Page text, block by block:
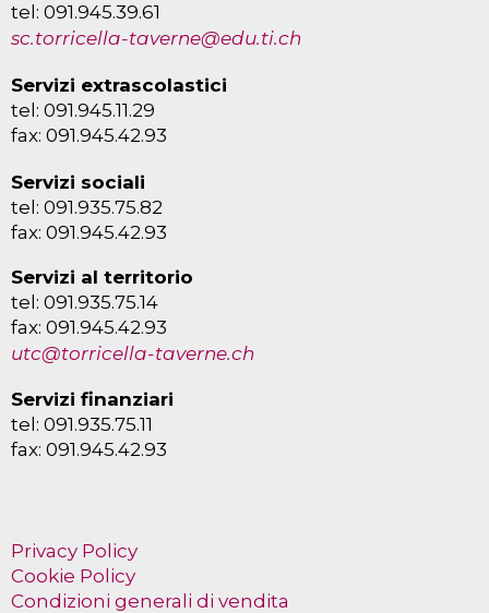
tel: 091.945.39.61
sc.torricella-taverne@edu.ti.ch
Servizi extrascolastici
tel: 091.945.11.29
fax: 091.945.42.93
Servizi sociali
tel: 091.935.75.82
fax: 091.945.42.93
Servizi al territorio
tel: 091.935.75.14
fax: 091.945.42.93
utc@torricella-taverne.ch
Servizi finanziari
tel: 091.935.75.11
fax: 091.945.42.93
Privacy Policy
Cookie Policy
Condizioni generali di vendita